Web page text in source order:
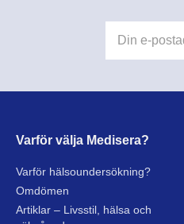
Varför välja Medisera?
Varför hälsoundersökning?
Omdömen
Artiklar – Livsstil, hälsa och